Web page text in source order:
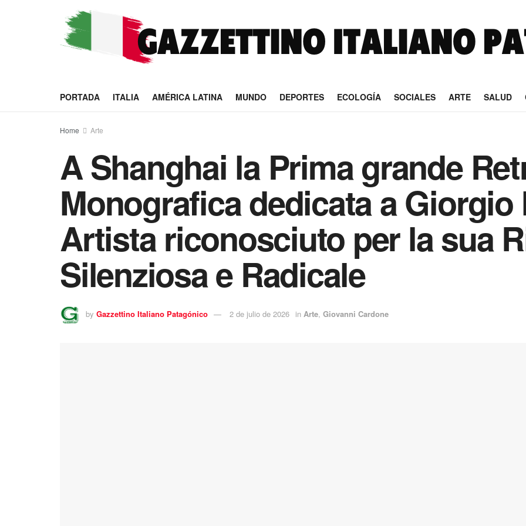
PORTADA ITALIA AMÉRICA LATINA MUNDO DEPORTES ECOLOGÍA SOCIALES ARTE SALUD
Home Arte
A Shanghai la Prima grande
Monografica dedicata a Giorgio
Artista riconosciuto per la sua
Silenziosa e Radicale
by Gazzettino Italiano Patagónico 2 de julio de 2026 in Arte, Giovanni Cardone